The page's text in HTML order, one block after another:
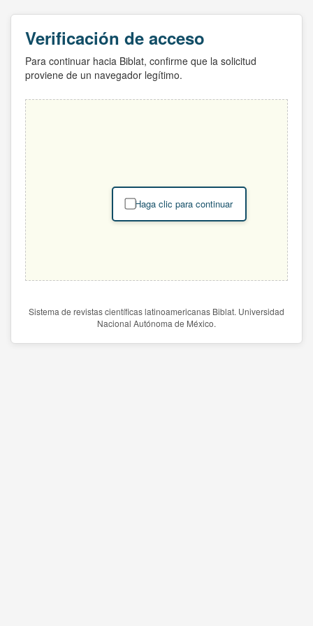
Verificación de acceso
Para continuar hacia Biblat, confirme que la solicitud
proviene de un navegador legítimo.
Haga clic para continuar
Sistema de revistas científicas latinoamericanas Biblat. Universidad
Nacional Autónoma de México.